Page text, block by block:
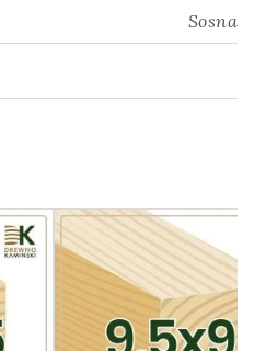
Sosna